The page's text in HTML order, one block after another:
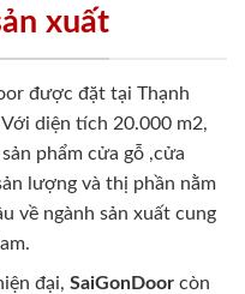
xuất
được đặt tại Thạnh
diện tích 20.000 m2,
phẩm cửa gỗ ,cửa
lượng và thị phần nằm
về ngành sản xuất cung
đại, SaiGonDoor còn